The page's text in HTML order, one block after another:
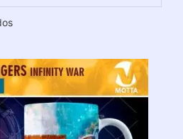
Ordenado
últimos